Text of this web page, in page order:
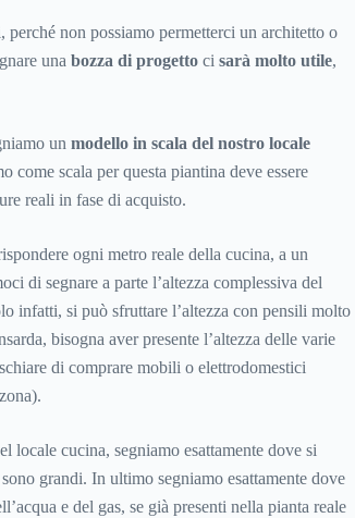
non possiamo permetterci un architetto o
una bozza di progettoci sarà molto utile,
un modello in scala del nostro locale
come scala per questa piantina deve essere
reali in fase di acquisto.
ogni metro reale della cucina, a un
di segnare a parte l’altezza complessiva del
infatti, si può sfruttare l’altezza con pensili molto
bisogna aver presente l’altezza delle varie
di comprare mobili o elettrodomestici
locale cucina, segniamo esattamente dove si
grandi. In ultimo segniamo esattamente dove
e del gas, se già presenti nella pianta reale